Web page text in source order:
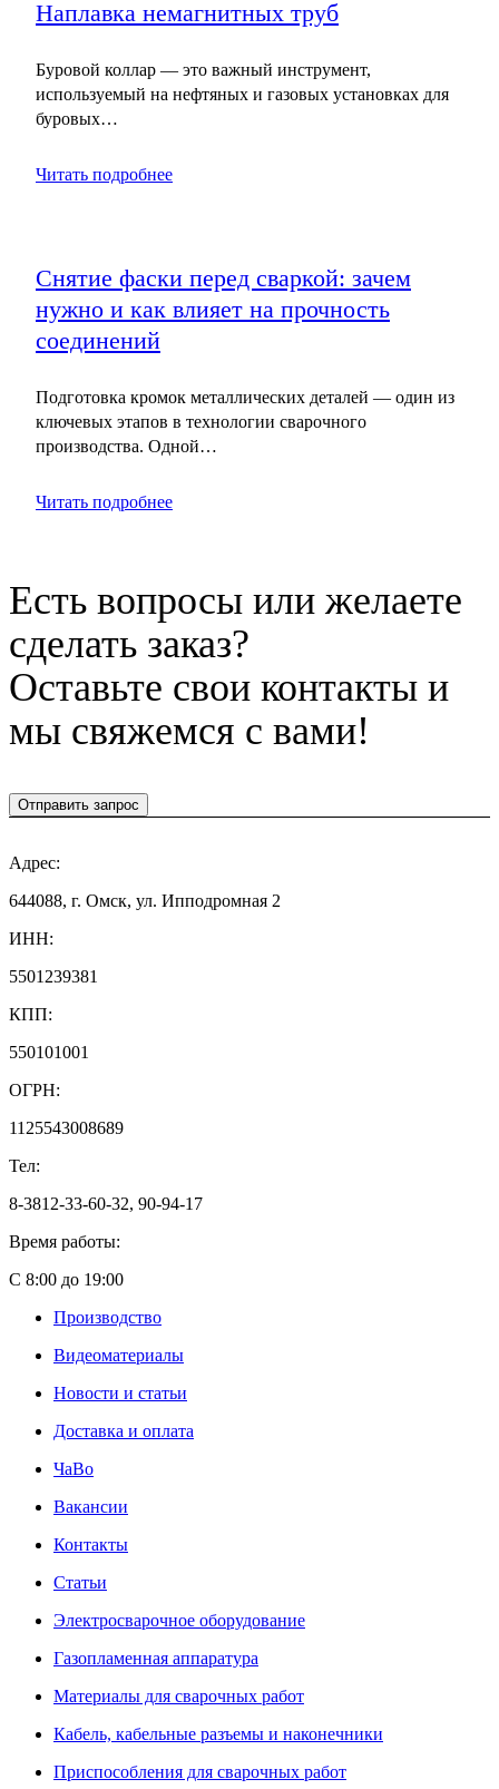
Наплавка немагнитных труб
Буровой коллар — это важный инструмент,
используемый на нефтяных и газовых установках для
буровых…
Читать подробнее
Снятие фаски перед сваркой: зачем
нужно и как влияет на прочность
соединений
Подготовка кромок металлических деталей — один из
ключевых этапов в технологии сварочного
производства. Одной…
Читать подробнее
Есть вопросы или желаете
сделать заказ?
Оставьте свои контакты и
мы свяжемся с вами!
Отправить запрос
Адрес:
644088, г. Омск, ул. Ипподромная 2
ИНН:
5501239381
КПП:
550101001
ОГРН:
1125543008689
Тел:
8-3812-33-60-32, 90-94-17
Время работы:
С 8:00 до 19:00
Производство
Видеоматериалы
Новости и статьи
Доставка и оплата
ЧаВо
Вакансии
Контакты
Статьи
Электросварочное оборудование
Газопламенная аппаратура
Материалы для сварочных работ
Кабель, кабельные разъемы и наконечники
Приспособления для сварочных работ